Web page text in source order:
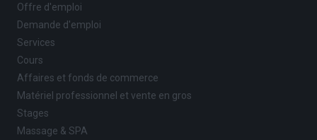
Offre d'emploi
Demande d'emploi
Services
Cours
Affaires et fonds de commerce
Matériel professionnel et vente en gros
Stages
Massage & SPA